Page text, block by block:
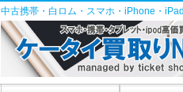
中古携帯・白ロム・スマホ・iPhone・